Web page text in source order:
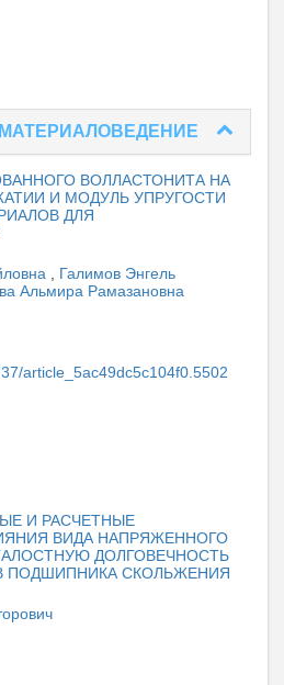
ВОЛЛАСТОНИТА НА
И МОДУЛЬ УПРУГОСТИ
ДЛЯ
Галимов Энгель
Альмира Рамазановна
article_5ac49dc5c104f0.5502
И РАСЧЕТНЫЕ
ВИДА НАПРЯЖЕННОГО
ДОЛГОВЕЧНОСТЬ
ПОДШИПНИКА СКОЛЬЖЕНИЯ